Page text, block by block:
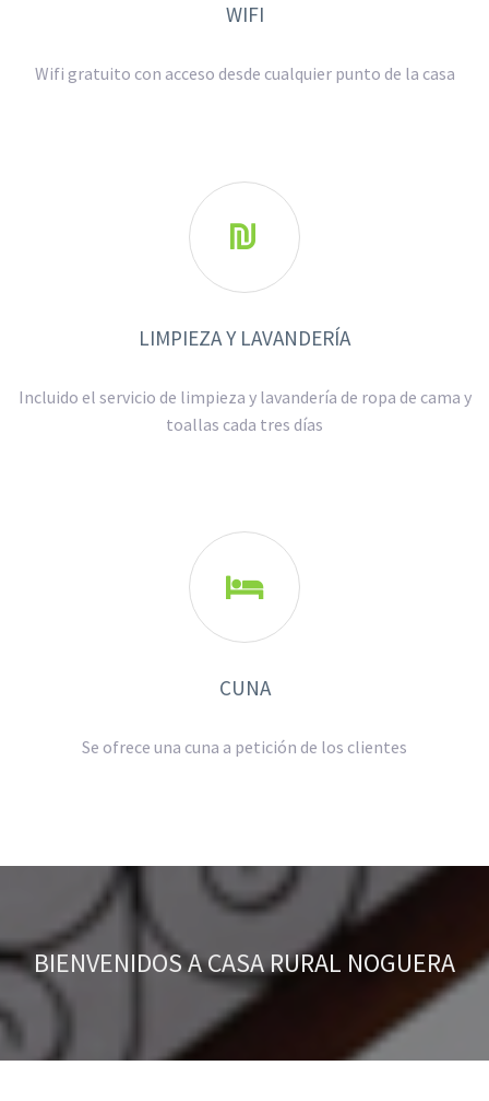
WIFI
Wifi gratuito con acceso desde cualquier punto de la casa

LIMPIEZA Y LAVANDERÍA
Incluido el servicio de limpieza y lavandería de ropa de cama y
toallas cada tres días

CUNA
Se ofrece una cuna a petición de los clientes
BIENVENIDOS A CASA RURAL NOGUERA